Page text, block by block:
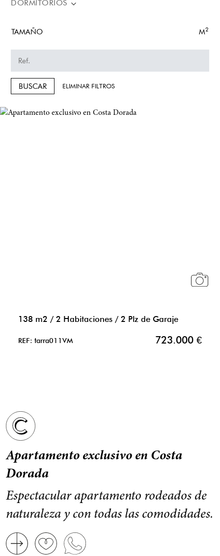
DORMITORIOS
TAMAÑO M2
BUSCAR ELIMINAR FILTROS
138 m2 / 2 Habitaciones / 2 Plz de Garaje
REF: tarra011VM 723.000 €
Apartamento exclusivo en Costa
Dorada
Espectacular apartamento rodeados de
naturaleza y con todas las comodidades.